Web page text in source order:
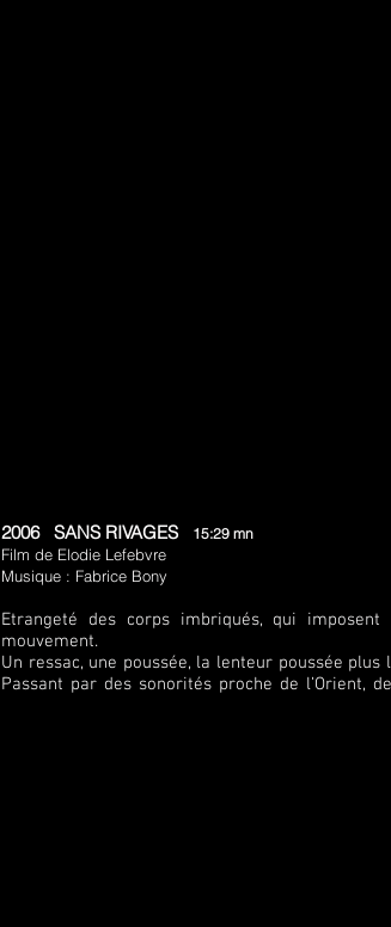
2006 SANS RIVAGES 15:29 mn
Film de Elodie Lefebvre
Musique : Fabrice Bony
Etrangeté des corps imbriqués, qui
mouvement.
Un ressac, une poussée, la lenteur poussée
Passant par des sonorités proche de l’Orient,